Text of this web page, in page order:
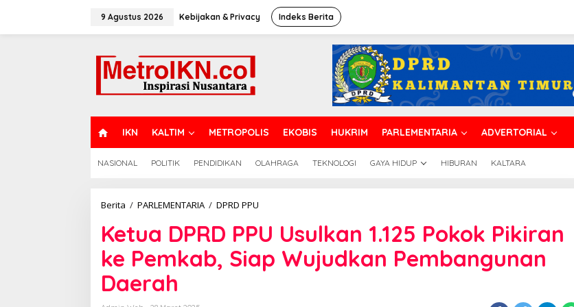
9 Agustus 2026 Kebijakan & Privacy Indeks Berita
O
M
IKN KALTIM METROPOLIS EKOBIS HUKRIM PARLEMENTARIA ADVERTORIAL
NASIONAL POLITIK PENDIDIKAN OLAHRAGA TEKNOLOGI GAYA HIDUP HIBURAN KALTARA
Berita / PARLEMENTARIA / DPRD PPU
PPU
Usulkan
1.125
Pokok
Ketua DPRD PPU Usulkan 1.125 Pokok Pikiran
ke Pemkab, Siap Wujudkan Pembangunan
Daerah